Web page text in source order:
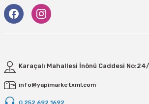
Karaçalı Mahallesi İnönü Caddesi
info@yapimarketxml.com
0 252 692 1692